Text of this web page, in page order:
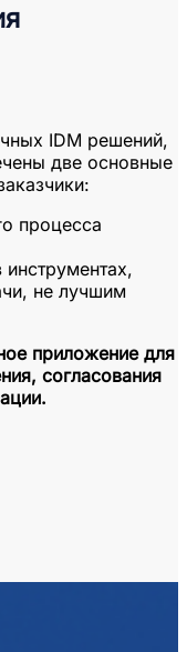
IDM решений,
две основные
процесса
не лучшим
приложение для
согласования